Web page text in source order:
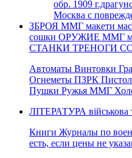
обр. 1909
Москва с
ЗБРОЯ ММГ макети
сошки ОРУЖИЕ ММГ
СТАНКИ ТРЕНОГИ
Автоматы Винтовки
Огнеметы ПЗРК
Пушки Ружья ММГ
ЛІТЕРАТУРА військова
Книги Журналы по
есть, если цены не